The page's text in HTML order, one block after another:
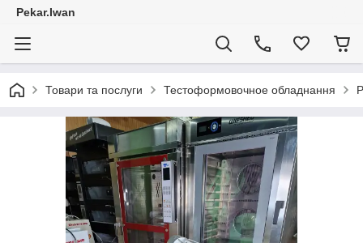
Pekar.Iwan
Товари та послуги Тестоформовочное обладнання